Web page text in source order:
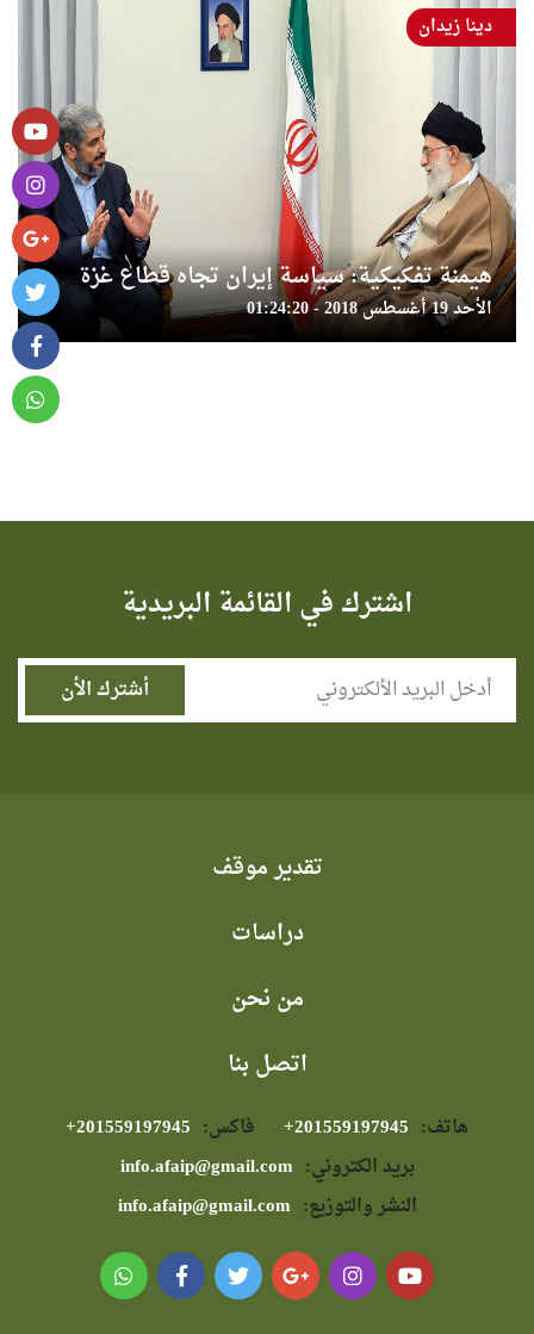
هيمنة تفكيكية: سياسة إيران تجاه قطاع غزة
الأحد 19 أغسطس 2018 - 01:24:20
دينا زيدان
اشترك في القائمة البريدية
تقدير موقف
دراسات
من نحن
اتصل بنا
هاتف: فاكس:
بريد الكتروني: info.afaip@gmail.com
النشر والتوزيع: info.afaip@gmail.com